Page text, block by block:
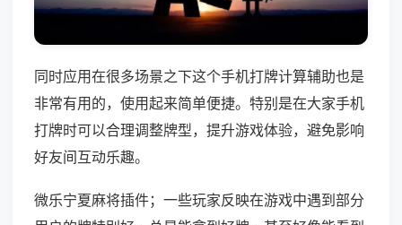
同时应用在很多场景之下这个手机打牌计算辅助也是
非常有用的，使用起来简单便捷。特别是在大家手机
打牌时可以合理调整牌型，提升游戏体验，避免影响
好友间互动乐趣。
微乐宁夏麻将插件；一些玩家反映在游戏中遇到部分